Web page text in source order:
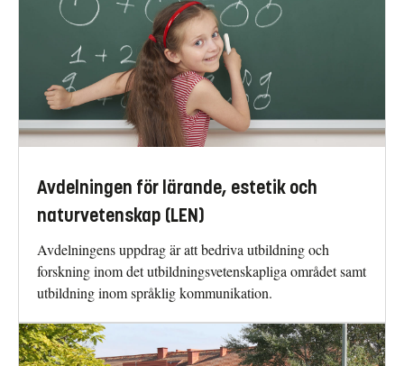
Avdelningen för lärande, estetik och
naturvetenskap (LEN)
Avdelningens uppdrag är att bedriva utbildning och
forskning inom det utbildningsvetenskapliga området samt
utbildning inom språklig kommunikation.